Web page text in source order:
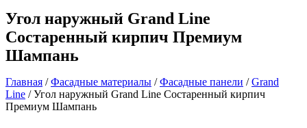
Угол наружный Grand Line
Состаренный кирпич Премиум
Шампань
Главная /Фасадные материалы /Фасадные панели /Grand
Line / Угол наружный Grand Line Состаренный кирпич
Премиум Шампань